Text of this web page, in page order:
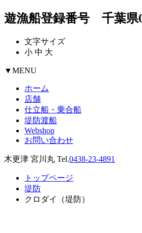
遊漁船登録番号 千葉県
文字サイズ
小 中 大
▼MENU
ホーム
店舗
仕立船・乗合船
堤防渡船
Webshop
お問い合わせ
木更津 宮川丸 Tel.0438-23-4891
トップページ
堤防
クロダイ（堤防）